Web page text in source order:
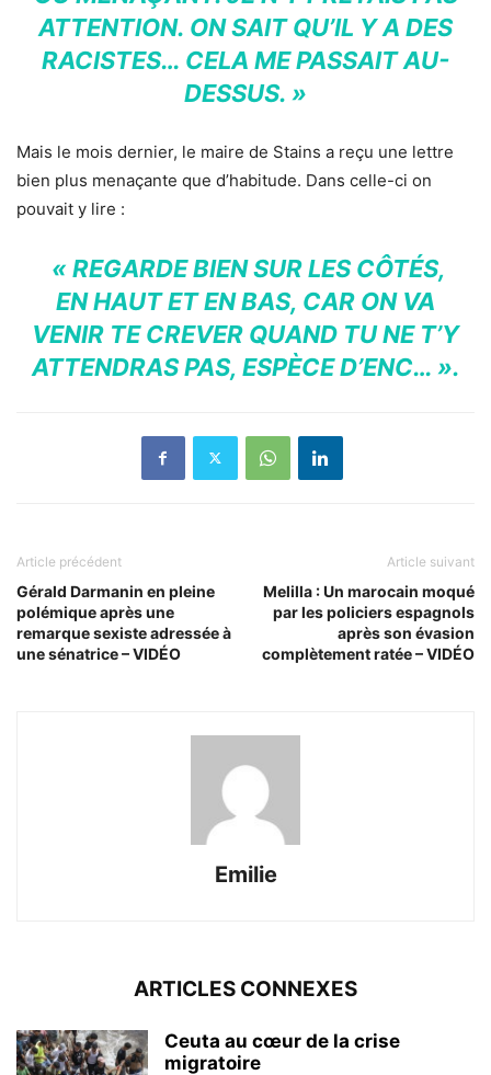
ATTENTION. ON SAIT QU’IL Y A DES
RACISTES… CELA ME PASSAIT AU-
DESSUS. »
Mais le mois dernier, le maire de Stains a reçu une lettre
bien plus menaçante que d’habitude. Dans celle-ci on
pouvait y lire :
« REGARDE BIEN SUR LES CÔTÉS,
EN HAUT ET EN BAS, CAR ON VA
VENIR TE CREVER QUAND TU NE T’Y
ATTENDRAS PAS, ESPÈCE D’ENC… ».
Article précédent
Gérald Darmanin en pleine
polémique après une
remarque sexiste adressée à
une sénatrice – VIDÉO
Article suivant
Melilla : Un marocain moqué
par les policiers espagnols
après son évasion
complètement ratée – VIDÉO
Emilie
ARTICLES CONNEXES
Ceuta au cœur de la crise
migratoire